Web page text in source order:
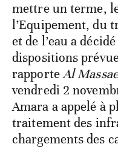
mettre un terme,
l’Equipement, du
et de l’eau a
dispositions
rapporteAl Massae
vendredi 2
Amara a appelé à
traitement des
chargements des